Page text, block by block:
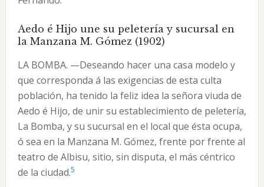
Aedo é Hijo une su peletería y sucursal en
la Manzana M. Gómez (1902)
LA BOMBA. —Deseando hacer una casa modelo y
que corresponda á las exigencias de esta culta
población, ha tenido la feliz idea la señora viuda de
Aedo é Hijo, de unir su establecimiento de peletería,
La Bomba, y su sucursal en el local que ésta ocupa,
ó sea en la Manzana M. Gómez, frente por frente al
teatro de Albisu, sitio, sin disputa, el más céntrico
de la ciudad.5